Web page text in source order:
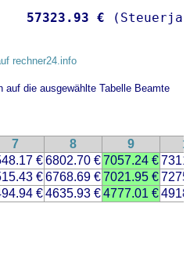
57323.93 €
rechner24.info
auf die ausgewählte Tabelle Beamte
7 8 9
€6802.70 €7057.24 €
€6768.69 €7021.95 €
€4635.93 €4777.01 €